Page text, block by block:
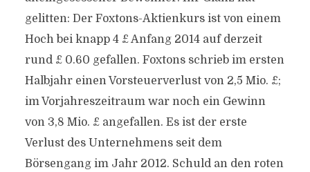
gelitten: Der Foxtons-Aktienkurs ist von einem
Hoch bei knapp 4 £ Anfang 2014 auf derzeit
rund £ 0.60 gefallen. Foxtons schrieb im ersten
Halbjahr einen Vorsteuerverlust von 2,5 Mio. £;
im Vorjahreszeitraum war noch ein Gewinn
von 3,8 Mio. £ angefallen. Es ist der erste
Verlust des Unternehmens seit dem
Börsengang im Jahr 2012. Schuld an den roten